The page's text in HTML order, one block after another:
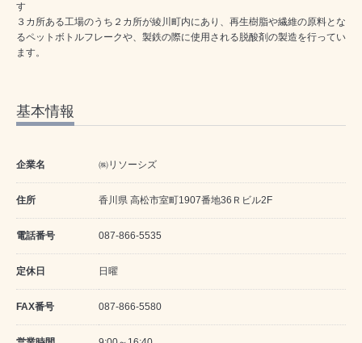
す
３カ所ある工場のうち２カ所が綾川町内にあり、再生樹脂や繊維の原料とな
るペットボトルフレークや、製鉄の際に使用される脱酸剤の製造を行ってい
ます。
基本情報
企業名 ㈱リソーシズ
住所 香川県 高松市室町1907番地36Ｒビル2F
電話番号 087-866-5535
定休日 日曜
FAX番号 087-866-5580